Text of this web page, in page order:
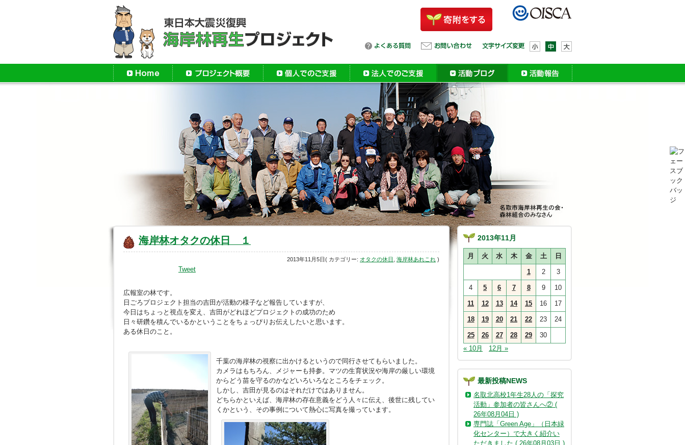
海岸林オタクの休日 １
2013年11月5日( カテゴリー: オタクの休日 海岸林あれこれ )
Tweet
広報室の林です。
日ごろプロジェクト担当の吉田が活動の様子など報告していますが、
今日はちょっと視点を変え、吉田がどれほどプロジェクトの成功のため
日々研鑽を積んでいるかということをちょっぴりお伝えしたいと思います。
ある休日のこと。
千葉の海岸林の視察に出かけるというので同行させてもらいました。
カメラはもちろん、メジャーも持参。マツの生育状況や海岸の厳しい環境
からどう苗を守るのかなどいろいろなところをチェック。
しかし、吉田が見るのはそれだけではありません。
どちらかといえば、海岸林の存在意義をどう人々に伝え、後世に残してい
くかという、その事例について熱心に写真を撮っています。
2013年11月
月 火 水 木 金 土 日
1 2 3
4 5 6 7 8 9 10
11 12 13 14 15 16 17
18 19 20 21 22 23 24
25 26 27 28 29
30
« 10月
12月 »
最新投稿NEWS
名取北高校1年生28人の「探究
活動」参加者の皆さんへ② (
26年08月04日 )
専門誌「Green Age」（日本緑
化センター）で大きく紹介い
ただきました ( 26年08月03日 )